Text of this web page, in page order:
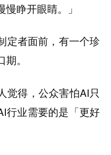
睁开眼睛。」
定者面前，有一个珍
。
觉得，公众害怕AI只
行业需要的是「更好